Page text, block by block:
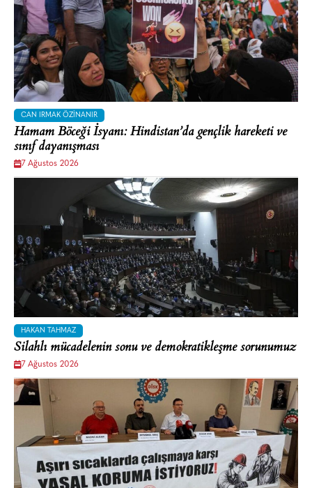
CAN IRMAK ÖZINANIR
Hamam Böceği İsyanı: Hindistan’da gençlik hareketi ve
sınıf dayanışması
7 Ağustos 2026
HAKAN TAHMAZ
Silahlı mücadelenin sonu ve demokratikleşme sorunumuz
7 Ağustos 2026